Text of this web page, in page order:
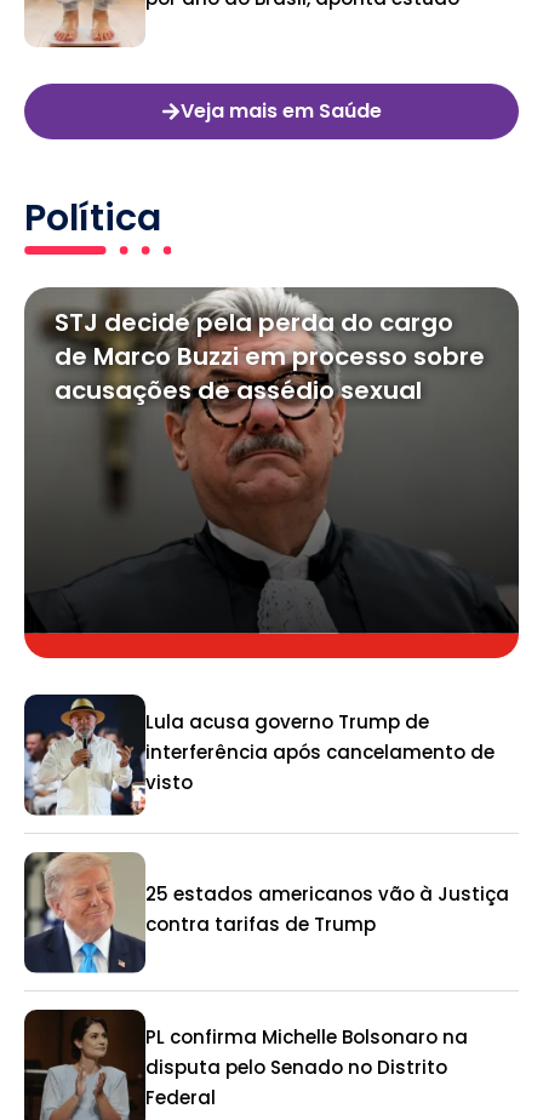
Veja mais em Saúde
Política
STJ decide pela perda do cargo
de Marco Buzzi em processo sobre
acusações de assédio sexual
Lula acusa governo Trump de
interferência após cancelamento de
visto
25 estados americanos vão à Justiça
contra tarifas de Trump
PL confirma Michelle Bolsonaro na
disputa pelo Senado no Distrito
Federal